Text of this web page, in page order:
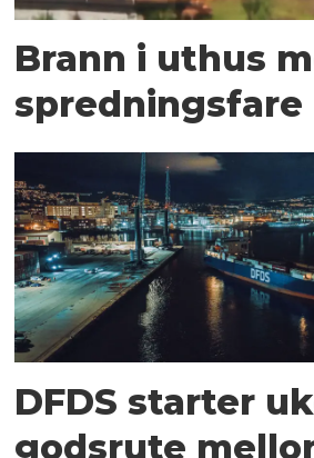
Brann i uthus
spredningsfare
DFDS starter
godsrute